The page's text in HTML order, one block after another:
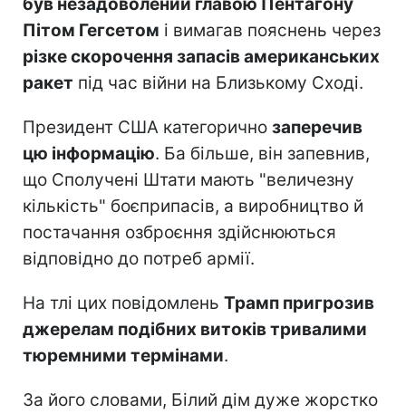
Пітом Гегсетом і вимагав пояснень через
різке скорочення запасів американських
ракет під час війни на Близькому Сході.
Президент США категорично заперечив
цю інформацію. Ба більше, він запевнив,
що Сполучені Штати мають "величезну
кількість" боєприпасів, а виробництво й
постачання озброєння здійснюються
відповідно до потреб армії.
На тлі цих повідомлень Трамп пригрозив
джерелам подібних витоків тривалими
тюремними термінами.
За його словами, Білий дім дуже жорстко